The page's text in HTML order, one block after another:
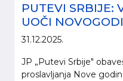
PUTEVI SRBIJE:
UOČI
31.12.2025.
JP „Putevi Srbije"
proslavljanja Nove